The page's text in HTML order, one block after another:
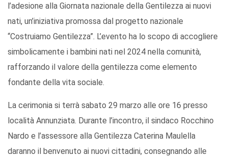
l’adesione alla Giornata nazionale della Gentilezza ai nuovi
nati, un’iniziativa promossa dal progetto nazionale
“Costruiamo Gentilezza”. L’evento ha lo scopo di accogliere
simbolicamente i bambini nati nel 2024 nella comunità,
rafforzando il valore della gentilezza come elemento
fondante della vita sociale.
La cerimonia si terrà sabato 29 marzo alle ore 16 presso
località Annunziata. Durante l’incontro, il sindaco Rocchino
Nardo e l’assessore alla Gentilezza Caterina Maulella
daranno il benvenuto ai nuovi cittadini, consegnando alle